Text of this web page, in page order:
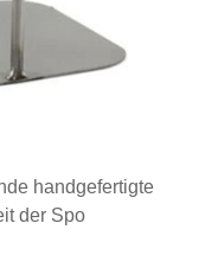
handgefertigte
der Spo